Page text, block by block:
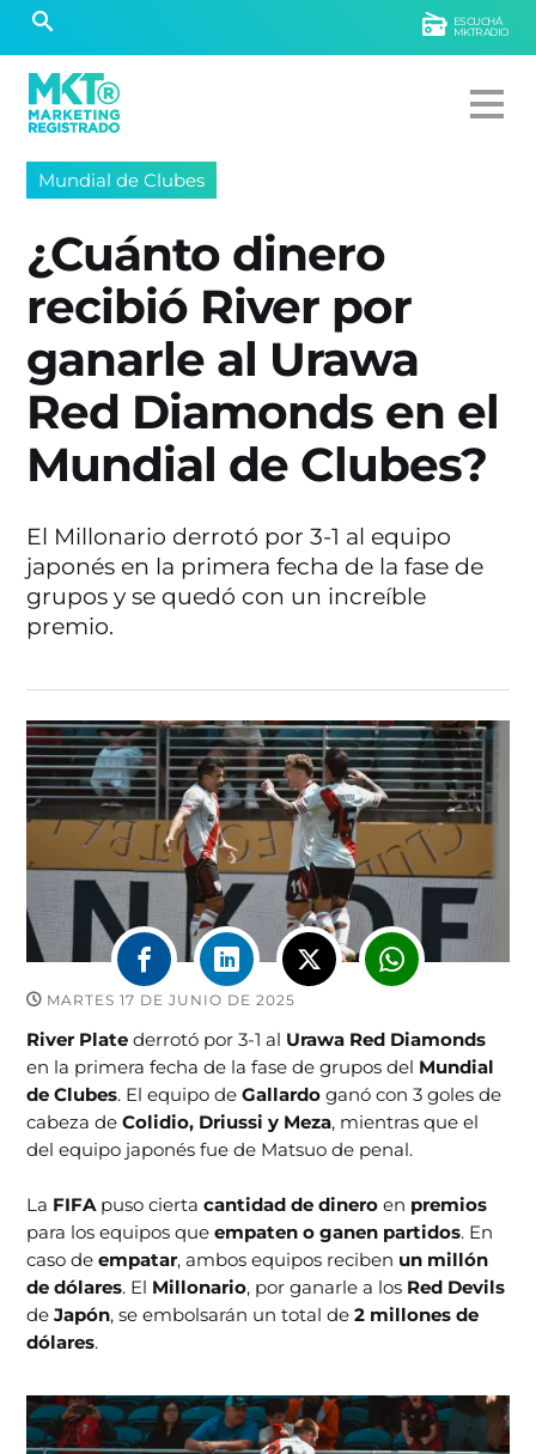
ESCUCHÁ
MKTRADIO
Mundial de Clubes
¿Cuánto dinero
recibió River por
ganarle al Urawa
Red Diamonds en el
Mundial de Clubes?
El Millonario derrotó por 3-1 al equipo
japonés en la primera fecha de la fase de
grupos y se quedó con un increíble
premio.
MARTES 17 DE JUNIO DE 2025
River Plate derrotó por 3-1 al Urawa Red Diamonds
en la primera fecha de la fase de grupos del Mundial
de Clubes. El equipo deGallardo ganó con 3 goles de
cabeza deColidio, Driussi y Meza, mientras que el
del equipo japonés fue de Matsuo de penal.
La FIFA puso ciertacantidad de dinero en premios
para los equipos queempaten o ganen partidos. En
caso deempatar, ambos equipos reciben un millón
de dólares. El Millonario, por ganarle a los Red Devils
deJapón, se embolsarán un total de2 millones de
dólares.